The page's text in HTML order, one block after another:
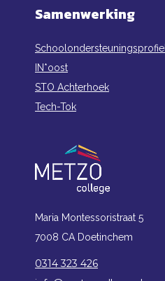
Samenwerking
Schoolondersteuningsprofiel
IN*oost
STO Achterhoek
Tech-Tok
Maria Montessoristraat 5
7008 CA Doetinchem
0314 323 426